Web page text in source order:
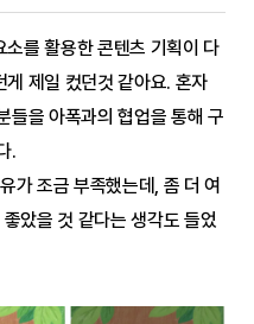
를 활용한 콘텐츠 기획이 다
제일 컸던것 같아요. 혼자
들을 아폭과의 협업을 통해 구
.
가 조금 부족했는데, 좀 더 여
았을 것 같다는 생각도 들었